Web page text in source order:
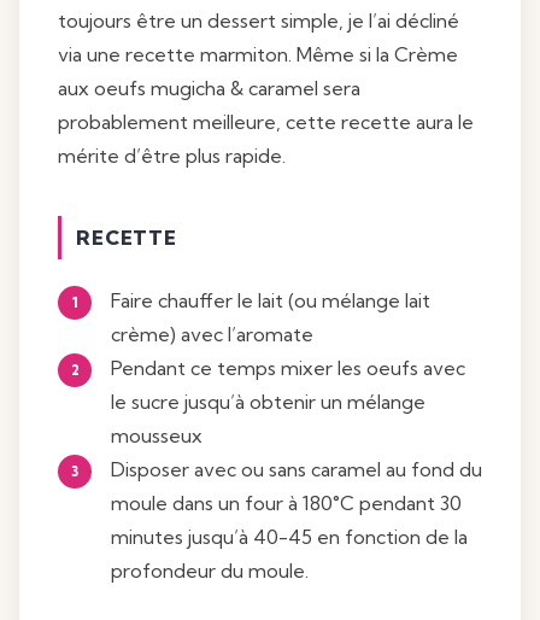
toujours être un dessert simple, je l’ai décliné
via une recette marmiton. Même si la Crème
aux oeufs mugicha & caramel sera
probablement meilleure, cette recette aura le
mérite d’être plus rapide.
RECETTE
Faire chauffer le lait (ou mélange lait
crème) avec l’aromate
Pendant ce temps mixer les oeufs avec
le sucre jusqu’à obtenir un mélange
mousseux
Disposer avec ou sans caramel au fond du
moule dans un four à 180°C pendant 30
minutes jusqu’à 40-45 en fonction de la
profondeur du moule.